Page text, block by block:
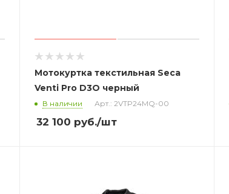
Мотокуртка текстильная Seca
Venti Pro D3O черный
В наличии Арт.: 2VTP24MQ-00
32 100 руб./шт